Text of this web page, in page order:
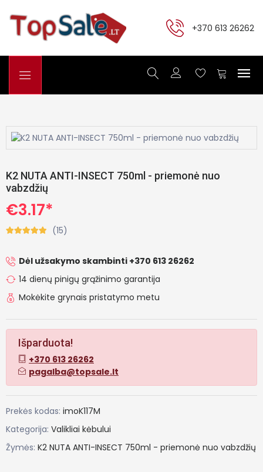
+370 613 26262
K2 NUTA ANTI-INSECT 750ml - priemonė nuo
vabzdžių
€3.17*
(15)
Dėl užsakymo skambinti +370 613 26262
14 dienų pinigų grąžinimo garantija
Mokėkite grynais pristatymo metu
Išparduota!
+370 613 26262
pagalba@topsale.lt
Prekės kodas: imoK117M
Kategorija: Valikliai kėbului
Žymės: K2 NUTA ANTI-INSECT 750ml - priemonė nuo vabzdžių